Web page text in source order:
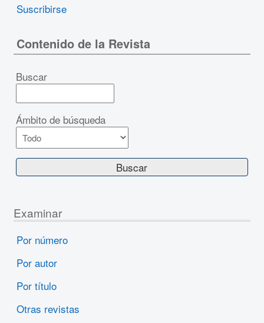
Suscribirse
Contenido de la Revista
Buscar
Ámbito de búsqueda
Examinar
Por número
Por autor
Por título
Otras revistas